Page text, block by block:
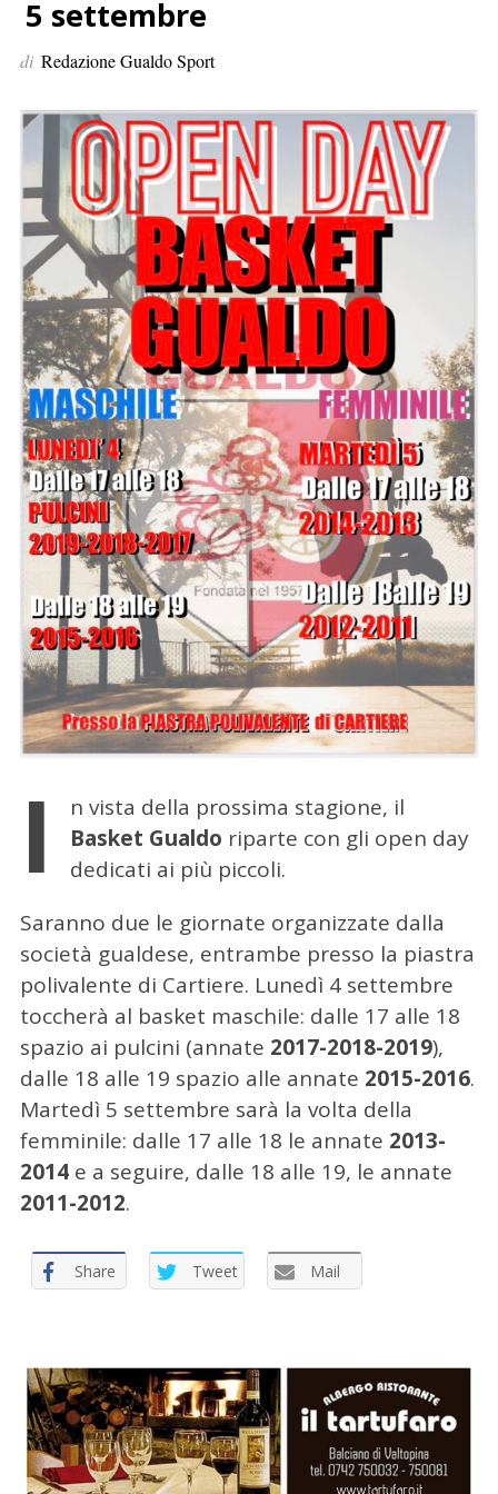
e
r
5 settembre
di Redazione Gualdo Sport
I
n vista della prossima stagione, il
Basket Gualdo riparte con gli open day
dedicati ai più piccoli.
Saranno due le giornate organizzate dalla
società gualdese, entrambe presso la piastra
polivalente di Cartiere. Lunedì 4 settembre
toccherà al basket maschile: dalle 17 alle 18
spazio ai pulcini (annate 2017-2018-2019),
dalle 18 alle 19 spazio alle annate 2015-2016.
Martedì 5 settembre sarà la volta della
femminile: dalle 17 alle 18 le annate 2013-
2014 e a seguire, dalle 18 alle 19, le annate
2011-2012.
Share Tweet Mail
C
e